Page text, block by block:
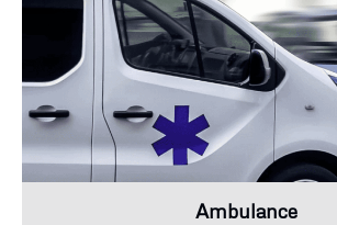
Ambulance